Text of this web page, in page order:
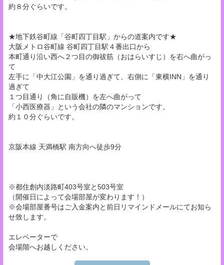
約８分ぐらいです。
★地下鉄谷町線「谷町四丁目駅」からの道案内です★
大阪メトロ谷町線 谷町四丁目駅４番出口から
本町通り沿い西へ２つ目の御祓筋（おはらいすじ）を右へ曲がっ
て
左手に「中大江公園」を通り過ぎて、右側に「東横INN」を通り
過ぎて
１つ目通り（角に自販機）を左へ曲がって
「小西医療器」という会社の隣のマンションです。
約１０分ぐらいです。
京阪本線 天満橋駅 南方向へ徒歩9分
※都住創内淡路町403号室と503号室
（開催日によって会場部屋が変わります！）
※会場部屋番号はご入金案内と前日リマインドメールにてお知ら
せ致します。
エレベーターで
会場階へお越しください。